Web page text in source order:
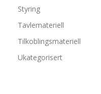
Styring
Tavlemateriell
Tilkoblingsmateriell
Ukategorisert